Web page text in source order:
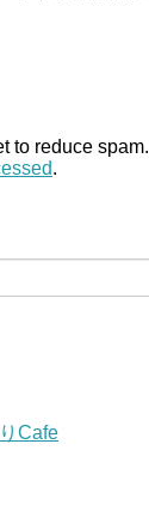
to reduce spam.
.
Cafe